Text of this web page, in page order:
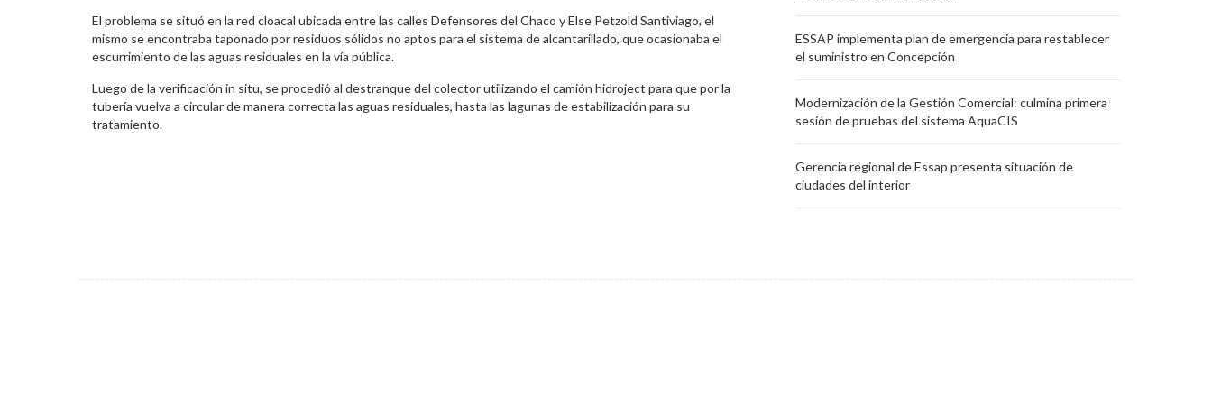
El problema se situó en la red cloacal ubicada entre las calles Defensores del Chaco y Else Petzold Santiviago, el
mismo se encontraba taponado por residuos sólidos no aptos para el sistema de alcantarillado, que ocasionaba el
escurrimiento de las aguas residuales en la vía pública.
Luego de la verificación in situ, se procedió al destranque del colector utilizando el camión hidroject para que por la
tubería vuelva a circular de manera correcta las aguas residuales, hasta las lagunas de estabilización para su
tratamiento.
ESSAP implementa plan de emergencia para restablecer
el suministro en Concepción
Modernización de la Gestión Comercial: culmina primera
sesión de pruebas del sistema AquaCIS
Gerencia regional de Essap presenta situación de
ciudades del interior